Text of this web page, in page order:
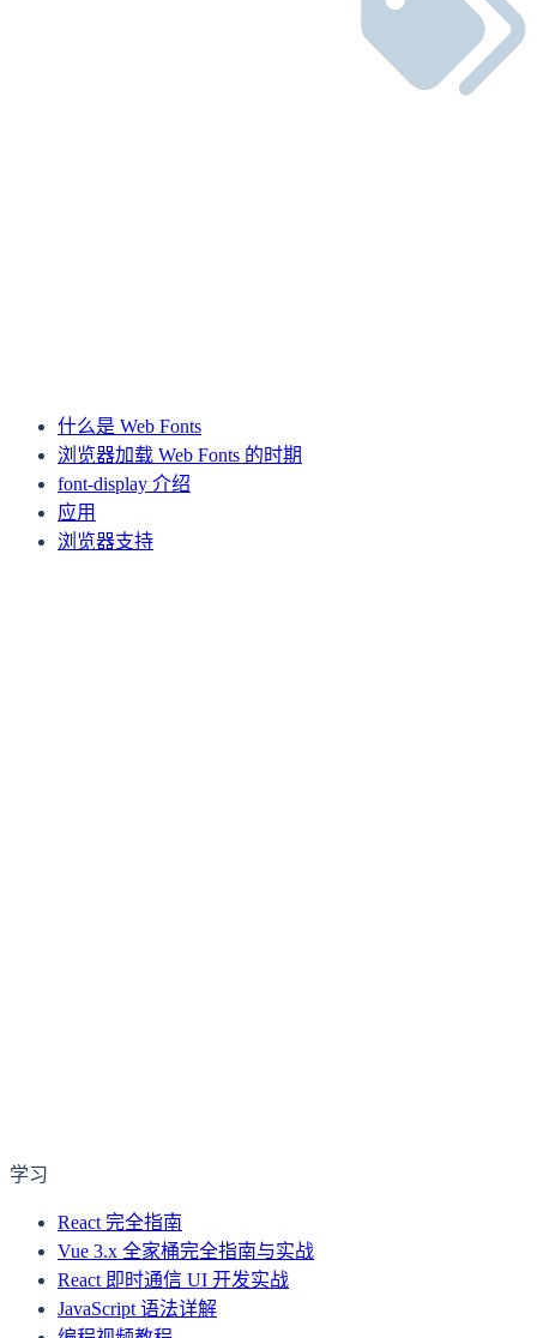
什么是 Web Fonts
浏览器加载 Web Fonts 的时期
font-display 介绍
应用
浏览器支持
学习
React 完全指南
Vue 3.x 全家桶完全指南与实战
React 即时通信 UI 开发实战
JavaScript 语法详解